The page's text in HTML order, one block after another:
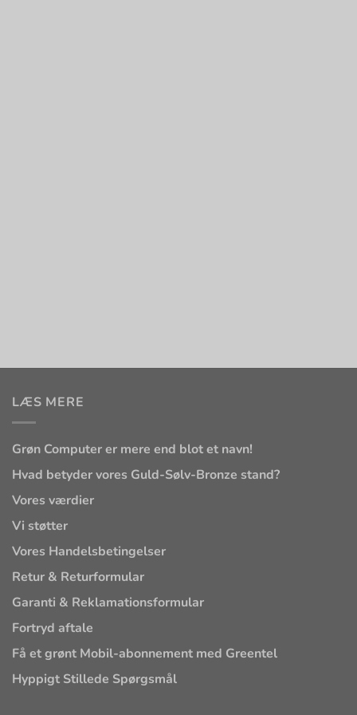
LÆS MERE
Grøn Computer er mere end blot et navn!
Hvad betyder vores Guld-Sølv-Bronze stand?
Vores værdier
Vi støtter
Vores Handelsbetingelser
Retur & Returformular
Garanti & Reklamationsformular
Fortryd aftale
Få et grønt Mobil-abonnement med Greentel
Hyppigt Stillede Spørgsmål